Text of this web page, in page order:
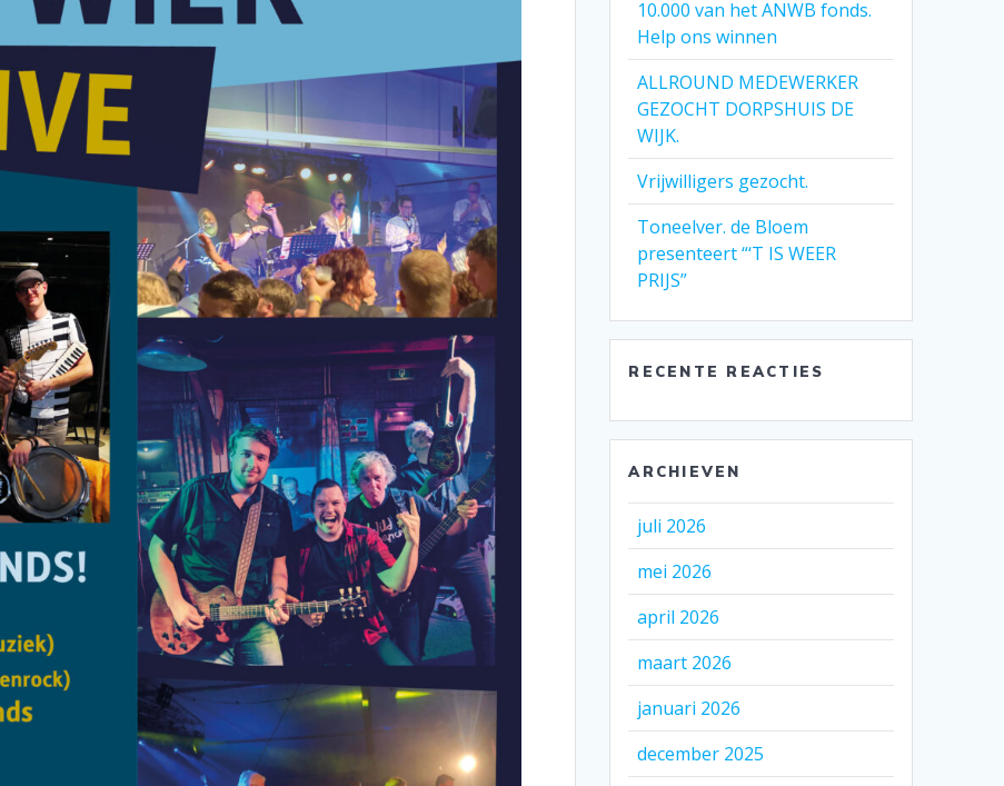
10.000 van het ANWB fonds.
Help ons winnen
ALLROUND MEDEWERKER
GEZOCHT DORPSHUIS DE
WIJK.
Vrijwilligers gezocht.
Toneelver. de Bloem
presenteert “‘T IS WEER
PRIJS”
RECENTE REACTIES
ARCHIEVEN
juli 2026
mei 2026
april 2026
maart 2026
januari 2026
december 2025